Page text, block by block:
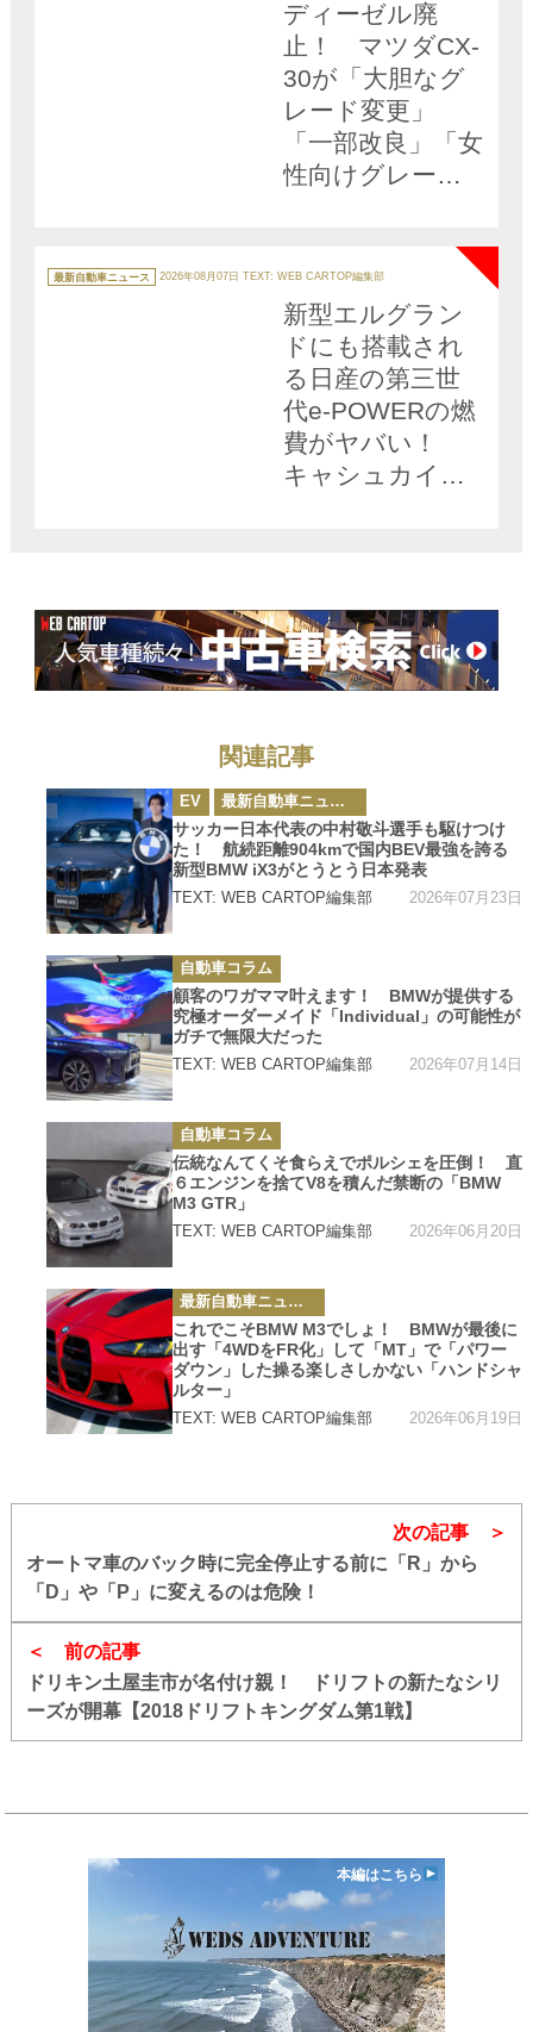
ディーゼル廃
止！ マツダCX-
30が「大胆なグ
レード変更」
「一部改良」「女
性向けグレード
テ
ゴ
最新自動車ニュース 2026年08月07日 TEXT: WEB CARTOP編集部
新型エルグラン
ドにも搭載され
る日産の第三世
代e-POWERの燃
費がヤバい！
キャシュカイが
関連記事
カ
テ
ゴ
リ
ー
EV 最新自動車ニュース
サッカー日本代表の中村敬斗選手も駆けつけ
た！ 航続距離904kmで国内BEV最強を誇る
新型BMW iX3がとうとう日本発表
TEXT: WEB CARTOP編集部 2026年07月23日
カ
テ
ゴ
リ
ー
自動車コラム
顧客のワガママ叶えます！ BMWが提供する
究極オーダーメイド「Individual」の可能性が
ガチで無限大だった
TEXT: WEB CARTOP編集部 2026年07月14日
カ
テ
ゴ
リ
ー
自動車コラム
伝統なんてくそ食らえでポルシェを圧倒！ 直
６エンジンを捨てV8を積んだ禁断の「BMW
M3 GTR」
TEXT: WEB CARTOP編集部 2026年06月20日
カ
テ
ゴ
リ
ー
最新自動車ニュース
これでこそBMW M3でしょ！ BMWが最後に
出す「4WDをFR化」して「MT」で「パワー
ダウン」した操る楽しさしかない「ハンドシャ
ルター」
TEXT: WEB CARTOP編集部 2026年06月19日
前の記事
ドリキン土屋圭市が名付け親！ ドリフトの新たなシリ
ーズが開幕【2018ドリフトキングダム第1戦】
次の記事
オートマ車のバック時に完全停止する前に「R」から
「D」や「P」に変えるのは危険！
本編はこちら